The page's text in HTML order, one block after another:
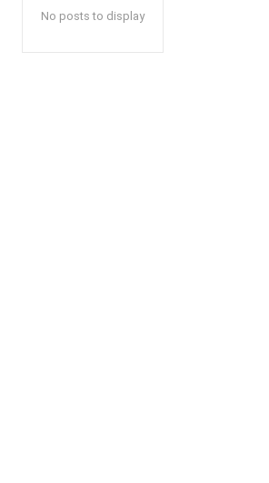
No posts to display